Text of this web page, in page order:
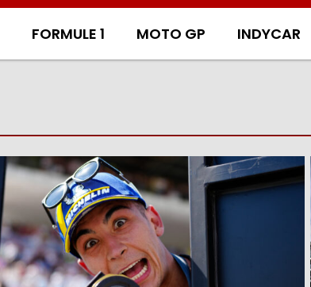
FORMULE 1 MOTO GP INDYCAR